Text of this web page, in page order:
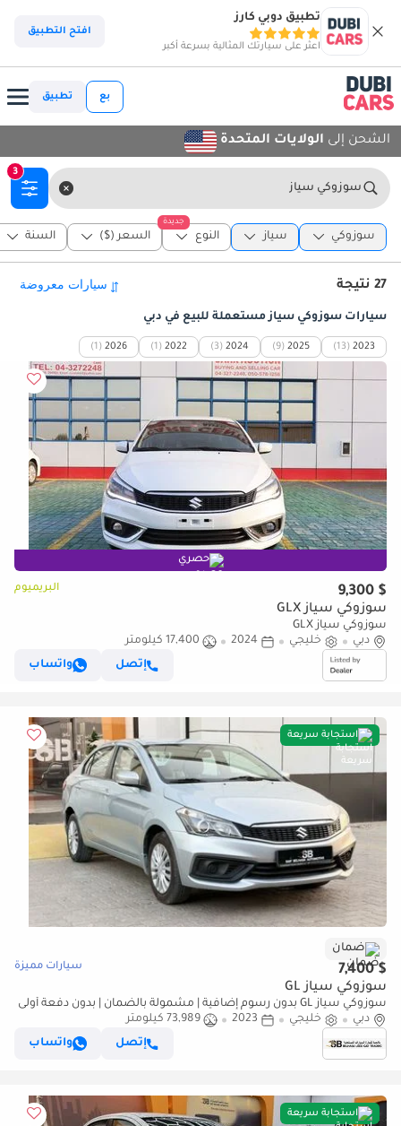
تطبيق دوبي كارز
اعثر على سيارتك المثالية بسرعة أكبر
افتح التطبيق
بع تطبيق
الشحن إلى الولايات المتحدة
سوزوكي سياز
3
سوزوكي سياز
جديدة
النوع السعر ($) السنة
27 نتيجة
سيارات سوزوكي سياز مستعملة للبيع في دبي
2023
(13)
2025
(9)
2024
(3)
2022
(1)
2026
(1)
حصري
$ 9,300 البريميوم
سوزوكي سياز GLX
سوزوكي سياز GLX
دبي
خليجي 2024
17,400 كيلومتر
إتصل
واتساب
استجابة سريعة
ضمان
$ 7,400 سيارات مميزة
سوزوكي سياز GL
سوزوكي سياز GL بدون رسوم إضافية | مشمولة بالضمان | بدون دفعة أولى
| مستعملة معتمدة |
دبي خليجي 2023
73,989 كيلومتر
إتصل
واتساب
استجابة سريعة